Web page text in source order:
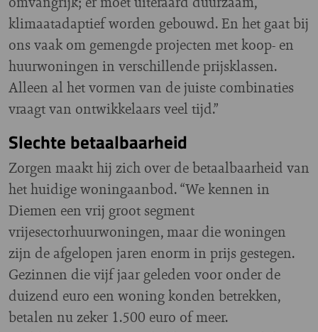
klimaatadaptief worden gebouwd. En het gaat bij
ons vaak om gemengde projecten met koop- en
huurwoningen in verschillende prijsklassen.
Alleen al het vormen van de juiste combinaties
vraagt van ontwikkelaars veel tijd.”
Slechte betaalbaarheid
Zorgen maakt hij zich over de betaalbaarheid van
het huidige woningaanbod. “We kennen in
Diemen een vrij groot segment
vrijesectorhuurwoningen, maar die woningen
zijn de afgelopen jaren enorm in prijs gestegen.
Gezinnen die vijf jaar geleden voor onder de
duizend euro een woning konden betrekken,
betalen nu zeker 1.500 euro of meer.